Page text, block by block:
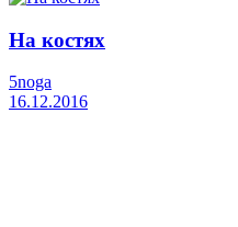
На костях
5noga
16.12.2016